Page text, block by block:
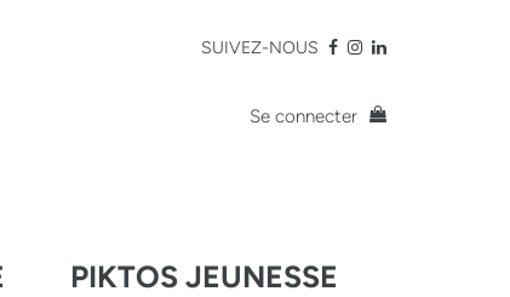
SUIVEZ-NOUS
Se connecter
PIKTOS JEUNESSE